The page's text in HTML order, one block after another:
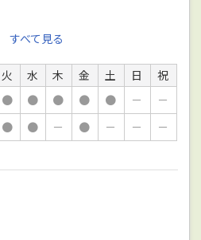
すべて見る
火 水 木 金 土 日
祝
● ● ● ● ● －
－
● ● － ● － － －